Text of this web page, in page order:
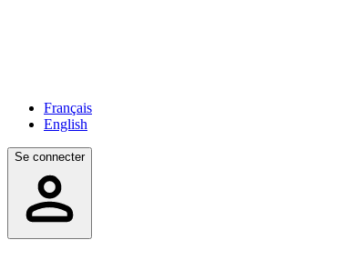
Français
English
Se connecter